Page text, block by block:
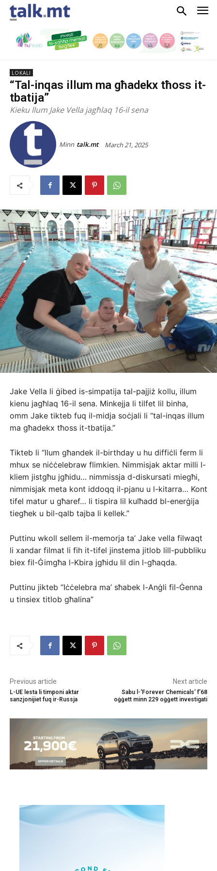
LOKALI
“Tal-inqas illum ma għadekx tħoss it-
tbatija”
Kieku llum Jake Vella jagħlaq 16-il sena
Minn talk.mt March 21, 2025
Jake Vella li ġibed is-simpatija tal-pajjiż kollu, illum
kienu jagħlaq 16-il sena. Minkejja li tilfet lil binha,
omm Jake tikteb fuq il-midja soċjali li “tal-inqas illum
ma għadekx tħoss it-tbatija.”
Tikteb li “llum għandek il-birthday u hu diffiċli ferm li
mhux se niċċelebraw flimkien. Nimmisjak aktar milli l-
kliem jistgħu jgħidu… nimmissja d-diskursati miegħi,
nimmisjak meta kont iddoqq il-pjanu u l-kitarra… Kont
tifel matur u għaref… li tispira lil kulħadd bl-enerġija
tiegħek u bil-qalb tajba li kellek.”
Puttinu wkoll sellem il-memorja ta’ Jake vella filwaqt
li xandar filmat li fih it-tifel jinstema jitlob lill-pubbliku
biex fil-Ġimgħa l-Kbira jgħidu lil din l-għaqda.
Puttinu jikteb “Iċċelebra ma’ sħabek l-Anġli fil-Ġenna
u tinsiex titlob għalina”
Previous article
L-UE lesta li timponi aktar
sanzjonijiet fuq ir-Russja
Next article
Sabu l-‘Forever Chemicals’ f’68
oġġett minn 229 oġġett investigati